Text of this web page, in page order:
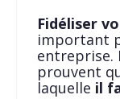
Fidéliser
important
entreprise.
prouvent
laquelle il